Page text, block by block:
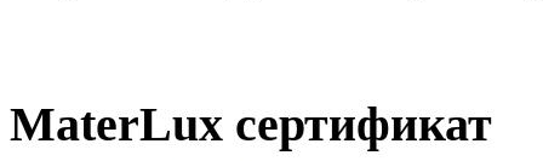
MaterLux сертификат